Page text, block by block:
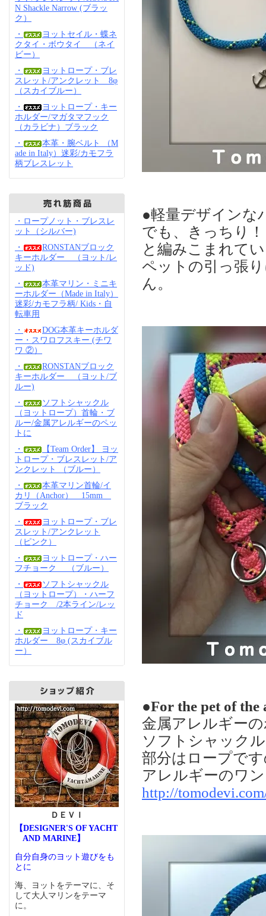
N Shackle Narrow (ブラッ
ク）
・
ヨットセイル・蝶ネ
クタイ・ボウタイ （ネイ
ビー）
・
ヨットロープ・ブレ
スレット/アンクレット 8φ
（スカイブルー）
・
ヨットロープ・キー
ホルダー/マガタマフック
（カラビナ）ブラック
・
本革・腕ベルト （M
ade in Italy）迷彩/カモフラ
柄ブレスレット
・ロープノット・ブレスレ
ット（シルバー)
・
RONSTANブロック
キーホルダー （ヨット/レ
ッド)
・
本革マリン・ミニキ
ーホルダー（Made in Italy）
迷彩/カモフラ柄/ Kids・自
転車用
・
DOG本革キーホルダ
ー・スワロフスキー (チワ
ワ ②）
・
RONSTANブロック
キーホルダー （ヨット/ブ
ルー)
・
ソフトシャックル
（ヨットロープ）首輪・ブ
ルー/金属アレルギーのペッ
トに
・
【Team Order】 ヨッ
トロープ・ブレスレット/ア
ンクレット （ブルー）
・
本革マリン首輪/イ
カリ（Anchor） 15mm
ブラック
・
ヨットロープ・ブレ
スレット/アンクレット
（ピンク）
・
ヨットロープ・ハー
フチョーク （ブルー）
・
ソフトシャックル
（ヨットロープ）・ハーフ
チョーク /2本ライン/レッ
ド
・
ヨットロープ・キー
ホルダー 8φ (スカイブル
ー）
ＤＥＶＩ
【DESIGNER'S OF YACHT
AND MARINE】
自分自身のヨット遊びをも
とに
海、ヨットをテーマに、そ
して大人マリンをテーマ
に。
●軽量デザインな
でも、きっちり
と編みこまれて
ペットの引っ張
ん。
●For the pet of
金属アレルギー
ソフトシャック
部分はロープで
アレルギーのワ
http://